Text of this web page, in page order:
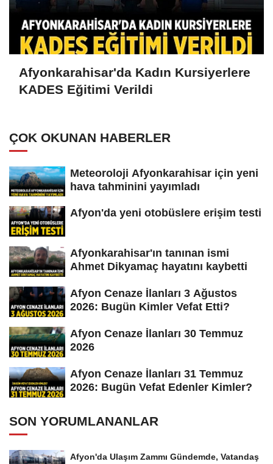
Afyonkarahisar'da Kadın Kursiyerlere
KADES Eğitimi Verildi
ÇOK OKUNAN HABERLER
Meteoroloji Afyonkarahisar için yeni
hava tahminini yayımladı
Afyon'da yeni otobüslere erişim testi
Afyonkarahisar'ın tanınan ismi
Ahmet Dikyamaç hayatını kaybetti
Afyon Cenaze İlanları 3 Ağustos
2026: Bugün Kimler Vefat Etti?
Afyon Cenaze İlanları 30 Temmuz
2026
Afyon Cenaze İlanları 31 Temmuz
2026: Bugün Vefat Edenler Kimler?
SON YORUMLANANLAR
Afyon'da Ulaşım Zammı Gündemde, Vatandaş